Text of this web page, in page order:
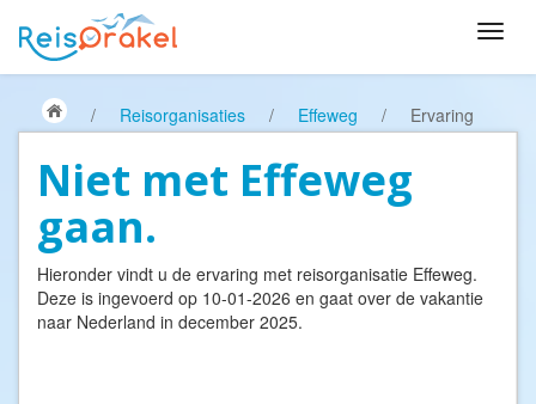
/ Reisorganisaties / Effeweg / Ervaring
Niet met Effeweg
gaan.
Hieronder vindt u de ervaring met reisorganisatie Effeweg.
Deze is ingevoerd op 10-01-2026 en gaat over de vakantie
naar Nederland in december 2025.